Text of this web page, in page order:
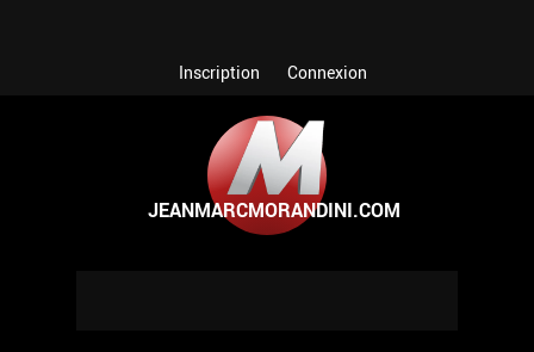
Inscription Connexion